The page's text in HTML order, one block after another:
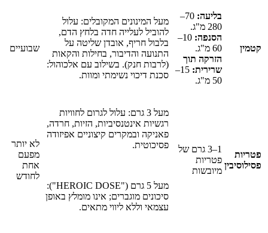
קטמין
בליעה:
70–
280 מ"ג.
הסנפה:
10–
60 מ"ג.
הזרקה תוך
שרירית:
15–
50 מ"ג.
מעל המינונים המקובלים: עלול
להוביל לעלייה חדה בלחץ הדם,
בלבול חריף, אובדן שליטה על
התנועה והדיבור, בחילות והקאות
(לרבות חנק). בשילוב עם אלכוהול:
סכנת דיכוי נשימתי ומוות.
שבועיים
פטריות
פסילוסיבין
1–3 גרם של
פטריות
מיובשות
מעל 3 גרם: עלול לגרום לחוויות
רגשיות אינטנסיביות, הזיות, חרדה,
פאניקה ובמקרים קיצוניים אפיזודה
פסיכוטית.
מעל 5 גרם ("HEROIC DOSE"):
סיכונים מוגברים; אינו מומלץ באופן
עצמאי וללא ליווי מתאים.
לא יותר
מפעם
אחת
לחודש